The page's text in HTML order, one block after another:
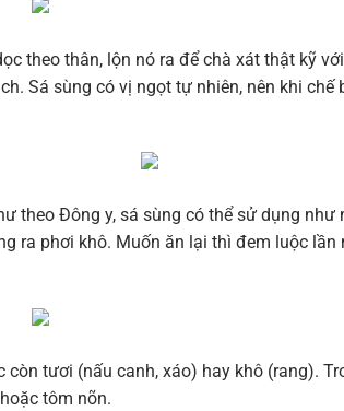
theo thân, lộn nó ra để chà xát thật kỹ
Sá sùng có vị ngọt tự nhiên, nên khi
theo Đông y, sá sùng có thể sử dụng
ra phơi khô. Muốn ăn lại thì đem luộc
tươi (nấu canh, xáo) hay khô (rang).
tôm nõn.